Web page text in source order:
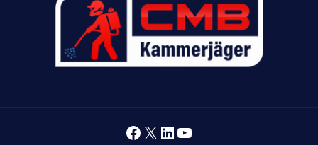
Facebook
X LinkedIn
YouTube